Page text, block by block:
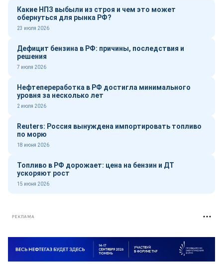
Какие НПЗ выбыли из строя и чем это может
обернуться для рынка РФ?
23 июля 2026
Дефицит бензина в РФ: причины, последствия и
решения
7 июля 2026
Нефтепереработка в РФ достигла минимального
уровня за несколько лет
2 июля 2026
Reuters: Россия вынуждена импортировать топливо
по морю
18 июня 2026
Топливо в РФ дорожает: цена на бензин и ДТ
ускоряют рост
15 июня 2026
РЕКЛАМА